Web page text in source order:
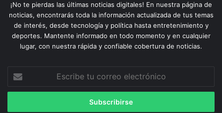
¡No te pierdas las últimas noticias digitales! En nuestra página de
noticias, encontrarás toda la información actualizada de tus temas
de interés, desde tecnología y política hasta entretenimiento y
deportes. Mantente informado en todo momento y en cualquier
lugar, con nuestra rápida y confiable cobertura de noticias.
correo